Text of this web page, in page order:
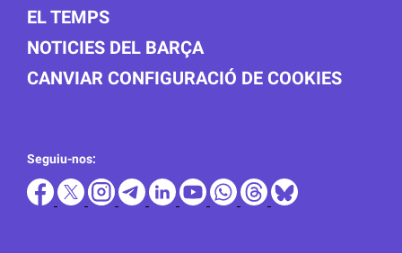
EL TEMPS
NOTICIES DEL BARÇA
CANVIAR CONFIGURACIÓ DE COOKIES
Seguiu-nos: